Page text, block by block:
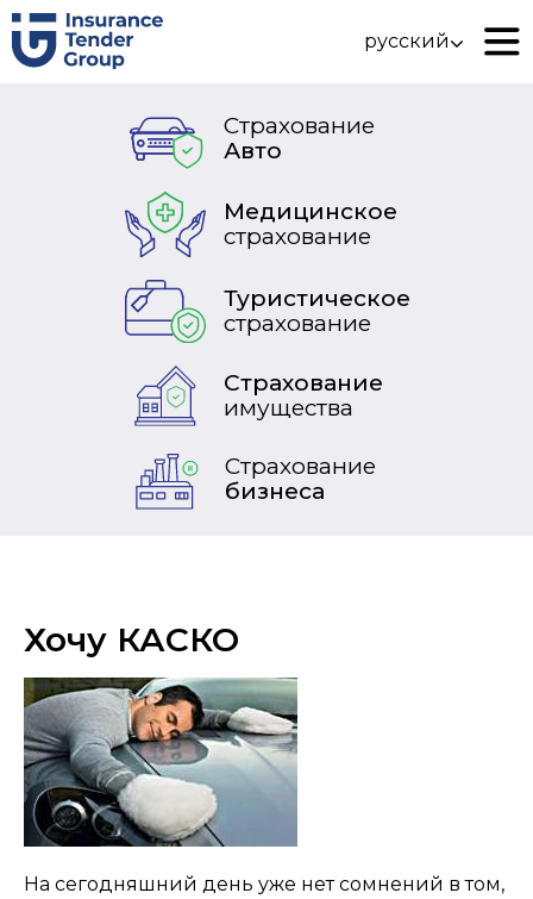
русский
Страхование
Авто
Туристическое
страхование
Страхование
бизнеса
Медицинское
страхование
Страхование
имущества
Хочу КАСКО
На сегодняшний день уже нет сомнений в том,